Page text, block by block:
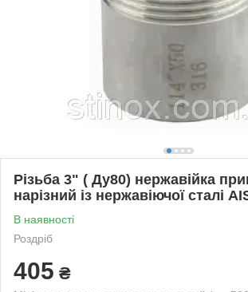
Різьба 3" ( Ду80) нержавійка
нарізний із нержавіючої сталі
В наявності
Роздріб
405 ₴